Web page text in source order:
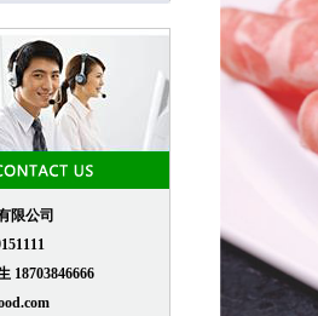
限公司
18703846666